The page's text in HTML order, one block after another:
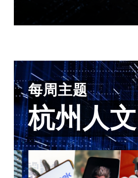
每周主题
杭州人